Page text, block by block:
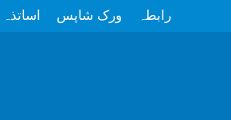
اساتذہ ورک شاپس رابطہ